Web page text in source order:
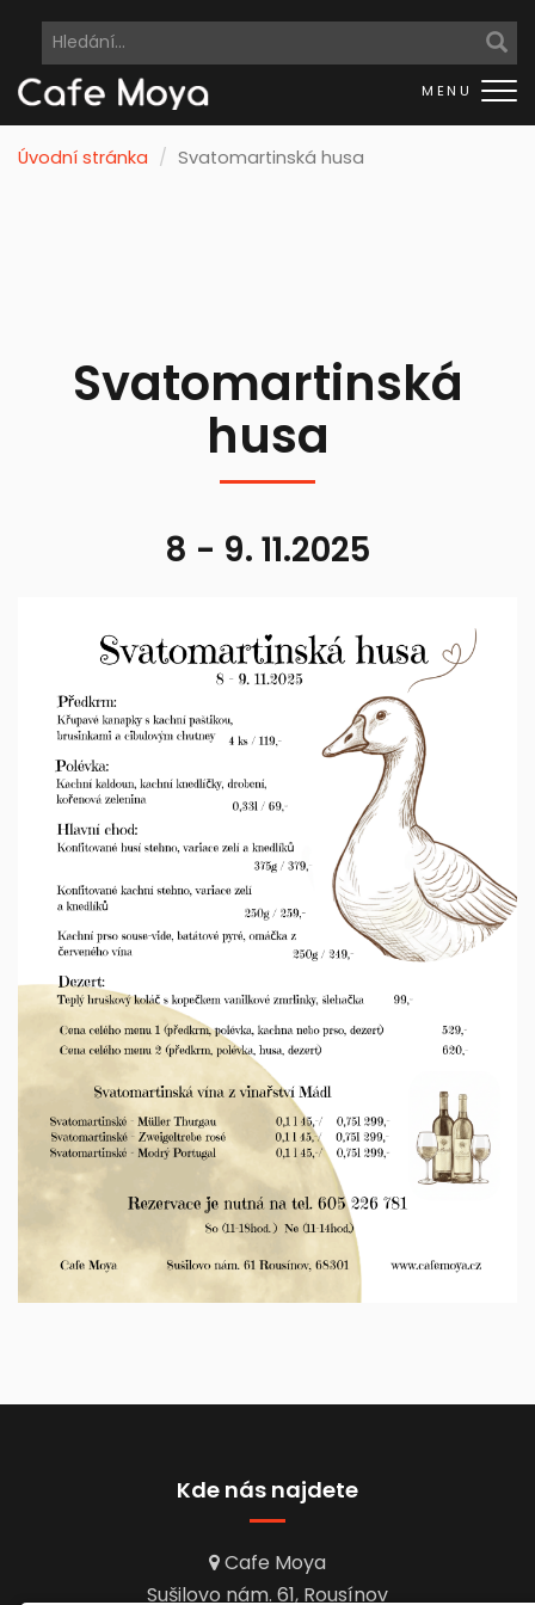
Úvodní stránka Svatomartinská husa
Svatomartinská
husa
8 - 9. 11.2025
Kde nás najdete
Cafe Moya
Sušilovo nám. 61, Rousínov